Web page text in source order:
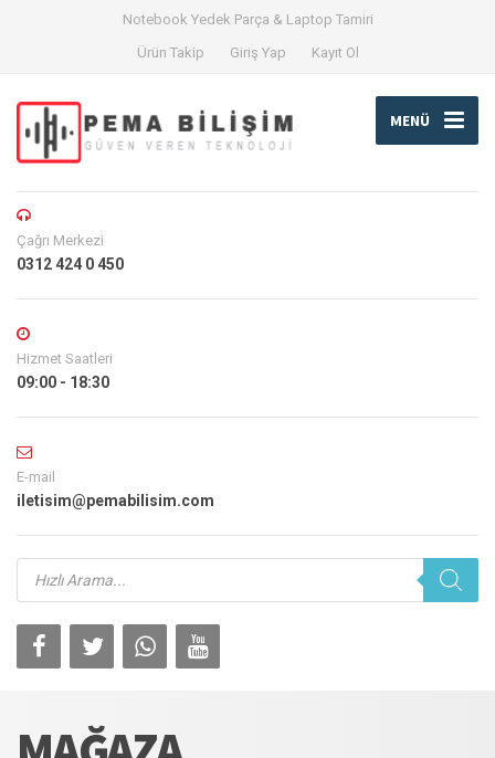
Notebook Yedek Parça & Laptop Tamiri
Ürün Takip
Giriş Yap Kayıt Ol
MENÜ
Çağrı Merkezi
0312 424 0 450
Hizmet Saatleri
09:00 - 18:30
E-mail
iletisim@pemabilisim.com
Products
search